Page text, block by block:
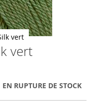
vert
EN RUPTURE DE STOCK
vert